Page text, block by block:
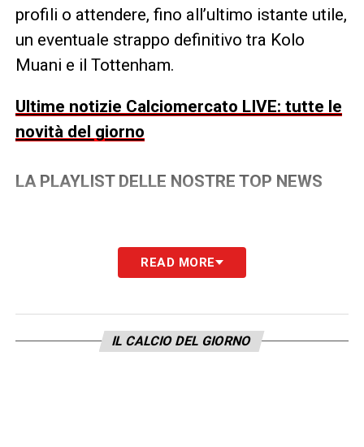
profili o attendere, fino all’ultimo istante utile,
un eventuale strappo definitivo tra Kolo
Muani e il Tottenham.
Ultime notizie Calciomercato LIVE: tutte le
novità del giorno
LA PLAYLIST DELLE NOSTRE TOP NEWS
READ MORE
IL CALCIO DEL GIORNO